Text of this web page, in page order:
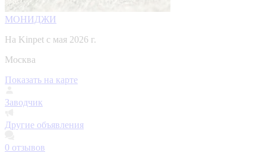
МОНИДЖИ
На Kinpet c мая 2026 г.
Москва
Показать на карте
Заводчик
Другие объявления
0 отзывов